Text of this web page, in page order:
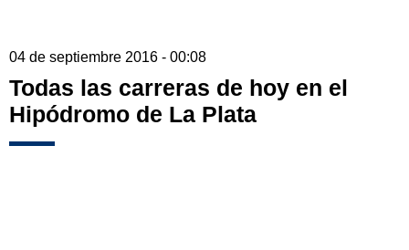
04 de septiembre 2016 - 00:08
Todas las carreras de hoy en el
Hipódromo de La Plata